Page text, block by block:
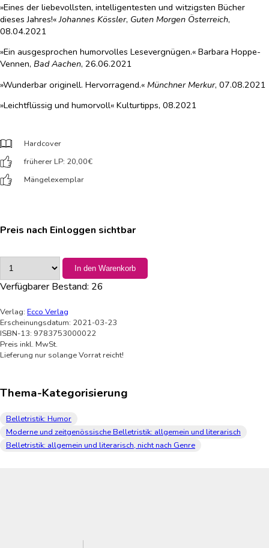
»Eines der liebevollsten, intelligentesten und witzigsten Bücher
dieses Jahres!«Johannes Kössler, Guten Morgen Österreich,
08.04.2021
»Ein ausgesprochen humorvolles Lesevergnügen.« Barbara Hoppe-
Vennen, Bad Aachen, 26.06.2021
»Wunderbar originell. Hervorragend.« Münchner Merkur, 07.08.2021
»Leichtflüssig und humorvoll« Kulturtipps, 08.2021
Hardcover
früherer LP: 20,00€
Mängelexemplar
Preis nach Einloggen sichtbar
In den Warenkorb
Verfügbarer Bestand: 26
Verlag: Ecco Verlag
Erscheinungsdatum: 2021-03-23
ISBN-13: 9783753000022
Preis inkl. MwSt.
Lieferung nur solange Vorrat reicht!
Thema-Kategorisierung
Belletristik: Humor
Moderne und zeitgenössische Belletristik: allgemein und literarisch
Belletristik: allgemein und literarisch, nicht nach Genre